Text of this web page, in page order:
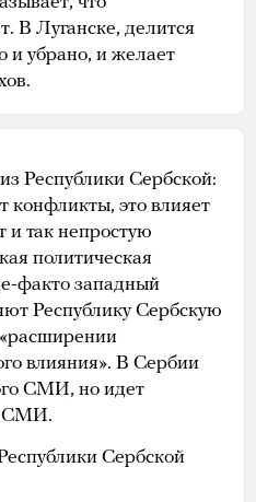
В Луганске, делится
и убрано, и желает
Республики Сербской:
это влияет
и так непростую
политическая
факто западный
Республику Сербскую
влияния». В Сербии
СМИ, но идет
СМИ.
Сербской